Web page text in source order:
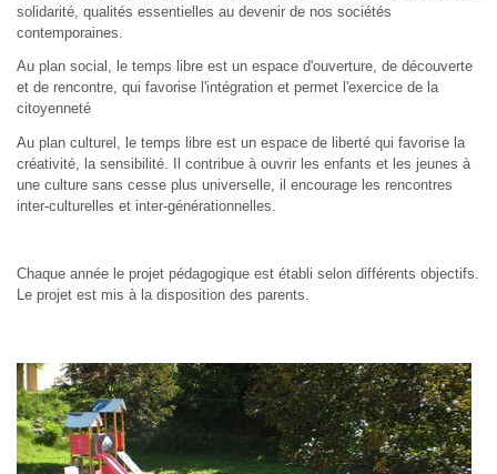
solidarité, qualités essentielles au devenir de nos sociétés
contemporaines.
Au plan social, le temps libre est un espace d'ouverture, de découverte
et de rencontre, qui favorise l'intégration et permet l'exercice de la
citoyenneté
Au plan culturel, le temps libre est un espace de liberté qui favorise la
créativité, la sensibilité. Il contribue à ouvrir les enfants et les jeunes à
une culture sans cesse plus universelle, il encourage les rencontres
inter-culturelles et inter-générationnelles.
Chaque année le projet pédagogique est établi selon différents objectifs.
Le projet est mis à la disposition des parents.